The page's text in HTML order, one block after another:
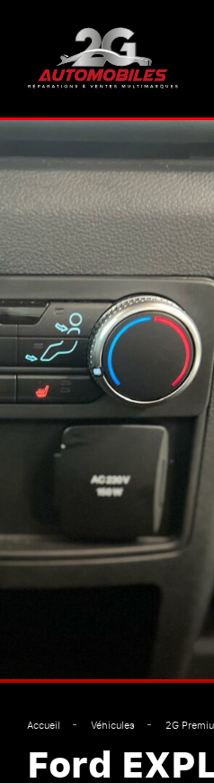
Accueil Véhicules 2G
Ford